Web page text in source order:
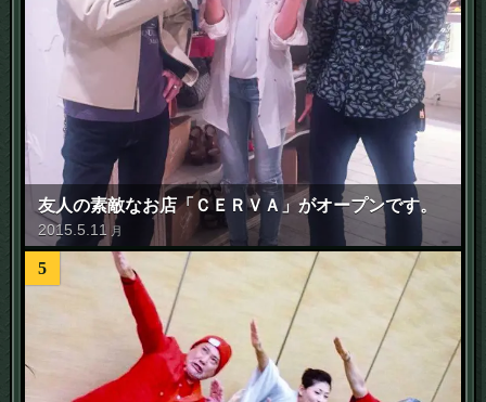
友人の素敵なお店「ＣＥＲＶＡ」がオープンです。
2015 5 11 月
5